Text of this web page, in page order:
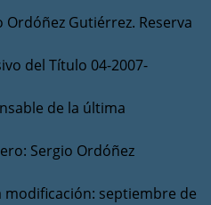
Gutiérrez. Reserva
del Título 04-2007-
de la última
Sergio Ordóñez
modificación: septiembre de